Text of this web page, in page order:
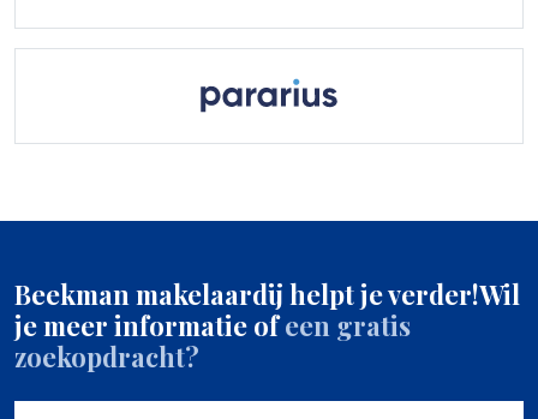
Beekman makelaardij helpt je verder!Wil
je meer informatie ofeen gratis
zoekopdracht?